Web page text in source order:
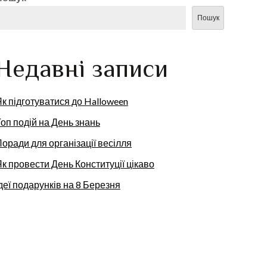
Пошук
записи
підготуватися до Halloween
подій на День знань
для організації весілля
провести День Конституції цікаво
подарунків на 8 Березня